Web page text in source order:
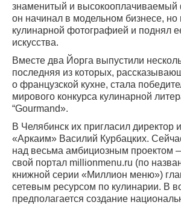
знаменитый и высокооплачиваемый
он начинал в модельном бизнесе, но
кулинарной фотографией и поднял
искусства.
Вместе два Йорга выпустили
последняя из которых,
о французской кухне, стала
мирового конкурса кулинарной
“Gourmand».
В Челябинск их пригласил директор
«Аркаим» Василий Курбацких.
над весьма амбициозным проектом
свой портал millionmenu.ru (по
книжной серии «Миллион меню»)
сетевым ресурсом по кулинарии. В
предполагается создание